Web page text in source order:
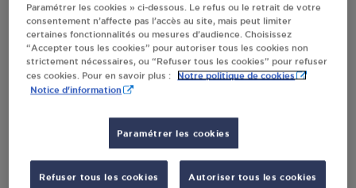
d’informations (dont mon adresse IP) et leur transfert hors UE
par Google Maps afin d’afficher la carte.
En savoir plus
Accès
Paramétrer les cookies » ci-dessous. Le refus ou le retrait de votre
consentement n’affecte pas l’accès au site, mais peut limiter
certaines fonctionnalités ou mesures d’audience. Choisissez
“Accepter tous les cookies” pour autoriser tous les cookies non
strictement nécessaires, ou “Refuser tous les cookies” pour refuser
ces cookies. Pour en savoir plus :
Notre politique de cookies
Notice d'information
Paramétrer les cookies
Refuser tous les cookies Autoriser tous les cookies